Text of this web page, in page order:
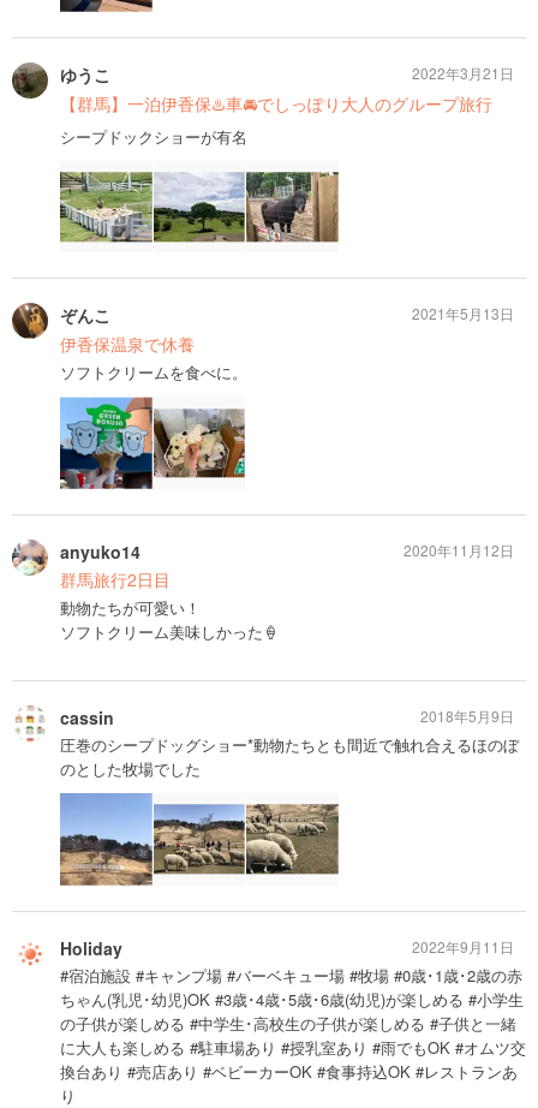
ゆうこ
【群馬】一泊伊香保♨️車🚘でしっぽり大人のグループ旅行
シープドックショーが有名
2022年3月21日
ぞんこ
伊香保温泉で休養
ソフトクリームを食べに。
2021年5月13日
anyuko14
群馬旅行2日目
動物たちが可愛い！
ソフトクリーム美味しかった🍦
2020年11月12日
cassin
圧巻のシープドッグショー*動物たちとも間近で触れ合えるほのぼ
のとした牧場でした
2018年5月9日
Holiday
#宿泊施設 #キャンプ場 #バーベキュー場 #牧場 #0歳･1歳･2歳の赤
ちゃん(乳児･幼児)OK #3歳･4歳･5歳･6歳(幼児)が楽しめる #小学生
の子供が楽しめる #中学生･高校生の子供が楽しめる #子供と一緒
に大人も楽しめる #駐車場あり #授乳室あり #雨でもOK #オムツ交
換台あり #売店あり #ベビーカーOK #食事持込OK #レストランあ
り
2022年9月11日